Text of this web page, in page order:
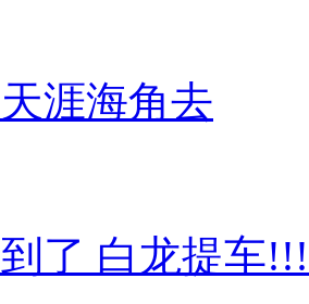
涯海角去
了 白龙提车